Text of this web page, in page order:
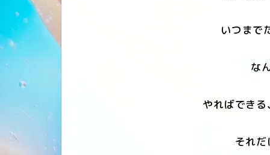
いつまで
な
やればでき
それだ